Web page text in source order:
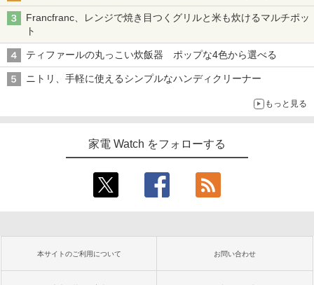
Francfranc、レンジで焼き目つくグリルと米も炊けるマルチポッ
ト
ティファールの丸っこい炊飯器 ポップな4色から選べる
ニトリ、手軽に使えるシンプルなハンディクリーナー
もっと見る
家電 Watch をフォローする
本サイトのご利用について お問い合わせ